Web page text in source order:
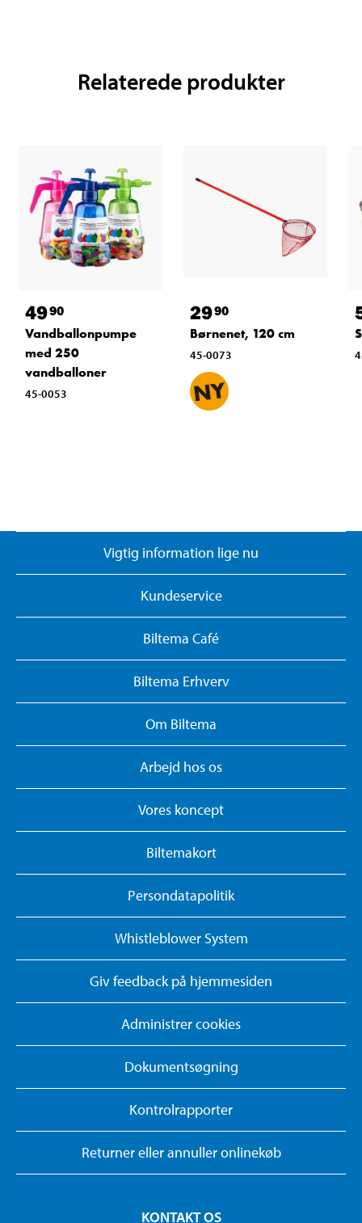
Relaterede produkter
4990
Vandballonpumpe
med 250
vandballoner
45-0053
2990
Børnenet, 120 cm
45-0073
Vigtig information lige nu
Kundeservice
Biltema Café
Biltema Erhverv
Om Biltema
Arbejd hos os
Vores koncept
Biltemakort
Persondatapolitik
Whistleblower System
Giv feedback på hjemmesiden
Administrer cookies
Dokumentsøgning
Kontrolrapporter
Returner eller annuller onlinekøb
KONTAKT OS